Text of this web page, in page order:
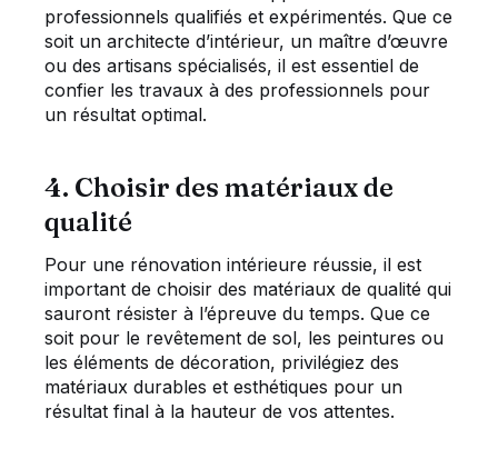
professionnels qualifiés et expérimentés. Que ce
soit un architecte d’intérieur, un maître d’œuvre
ou des artisans spécialisés, il est essentiel de
confier les travaux à des professionnels pour
un résultat optimal.
4. Choisir des matériaux de
qualité
Pour une rénovation intérieure réussie, il est
important de choisir des matériaux de qualité qui
sauront résister à l’épreuve du temps. Que ce
soit pour le revêtement de sol, les peintures ou
les éléments de décoration, privilégiez des
matériaux durables et esthétiques pour un
résultat final à la hauteur de vos attentes.